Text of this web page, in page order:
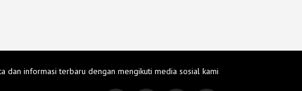
dan informasi terbaru dengan mengikuti media sosial kami